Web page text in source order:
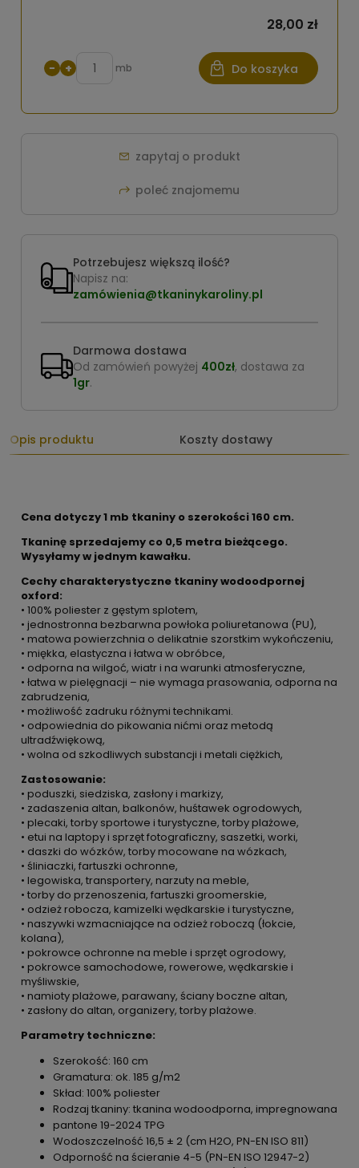
28,00 zł
− + mb Do koszyka
zapytaj o produkt
poleć znajomemu
Potrzebujesz większą ilość?
Napisz na:
zamówienia@tkaninykaroliny.pl
Darmowa dostawa
Od zamówień powyżej 400zł, dostawa za
1gr.
Opis produktu Koszty dostawy
Cena dotyczy 1 mb tkaniny o szerokości 160 cm.
Tkaninę sprzedajemy co 0,5 metra bieżącego.
Wysyłamy w jednym kawałku.
Cechy charakterystyczne tkaniny wodoodpornej
oxford:
• 100% poliester z gęstym splotem,
• jednostronna bezbarwna powłoka poliuretanowa (PU),
• matowa powierzchnia o delikatnie szorstkim wykończeniu,
• miękka, elastyczna i łatwa w obróbce,
• odporna na wilgoć, wiatr i na warunki atmosferyczne,
• łatwa w pielęgnacji – nie wymaga prasowania, odporna na
zabrudzenia,
• możliwość zadruku różnymi technikami.
• odpowiednia do pikowania nićmi oraz metodą
ultradźwiękową,
• wolna od szkodliwych substancji i metali ciężkich,
Zastosowanie:
• poduszki, siedziska, zasłony i markizy,
• zadaszenia altan, balkonów, huśtawek ogrodowych,
• plecaki, torby sportowe i turystyczne, torby plażowe,
• etui na laptopy i sprzęt fotograficzny, saszetki, worki,
• daszki do wózków, torby mocowane na wózkach,
• śliniaczki, fartuszki ochronne,
• legowiska, transportery, narzuty na meble,
• torby do przenoszenia, fartuszki groomerskie,
• odzież robocza, kamizelki wędkarskie i turystyczne,
• naszywki wzmacniające na odzież roboczą (łokcie,
kolana),
• pokrowce ochronne na meble i sprzęt ogrodowy,
• pokrowce samochodowe, rowerowe, wędkarskie i
myśliwskie,
• namioty plażowe, parawany, ściany boczne altan,
• zasłony do altan, organizery, torby plażowe.
Parametry techniczne:
Szerokość: 160 cm
Gramatura: ok. 185 g/m2
Skład: 100% poliester
Rodzaj tkaniny: tkanina wodoodporna, impregnowana
pantone 19-2024 TPG
Wodoszczelność 16,5 ± 2 (cm H2O, PN-EN ISO 811)
Odporność na ścieranie 4-5 (PN-EN ISO 12947-2)